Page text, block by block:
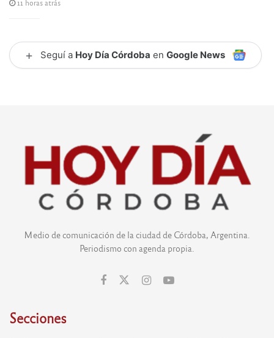
11 horas atrás
+ Seguí a Hoy Día Córdoba en Google News
Medio de comunicación de la ciudad de Córdoba, Argentina.
Periodismo con agenda propia.
Secciones